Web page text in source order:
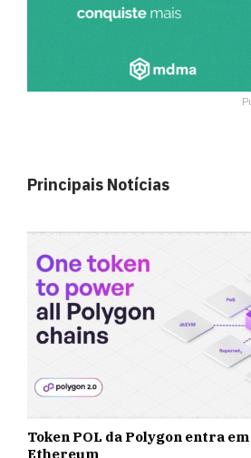
Principais Notícias
Token POL da Polygon entra
Ethereum